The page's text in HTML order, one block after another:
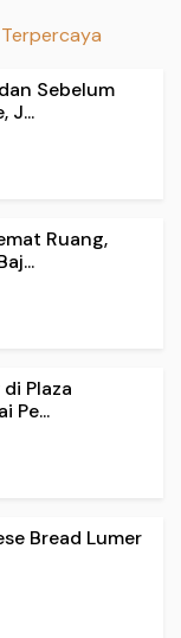
Sebelum
J...
Ruang,
Plaza
Pe...
Bread Lumer